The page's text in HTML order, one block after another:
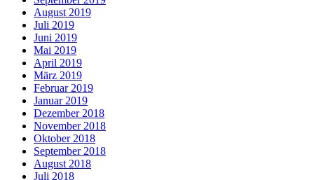
August 2019
Juli 2019
Juni 2019
Mai 2019
April 2019
März 2019
Februar 2019
Januar 2019
Dezember 2018
November 2018
Oktober 2018
September 2018
August 2018
Juli 2018